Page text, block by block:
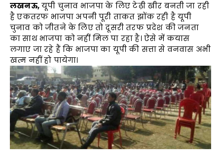
लखनऊ,यूपी चुनाव भाजपा के लिए टेढ़ी खीर बनती जा रही
है एकतरफ भाजपा अपनी पूरी ताकत झोंक रही है यूपी
चुनाव को जीतने के लिए तो दूसरी तरफ प्रदेश की जनता
का साथ भाजपा को नहीं मिल पा रहा है। ऐसे में कयास
लगाए जा रहे हैं कि भाजपा का यूपी की सत्ता से वनवास अभी
खत्म नहीं हो पायेगा।